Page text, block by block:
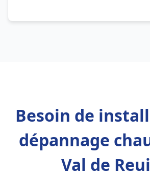
Besoin de
dépannage
Val de